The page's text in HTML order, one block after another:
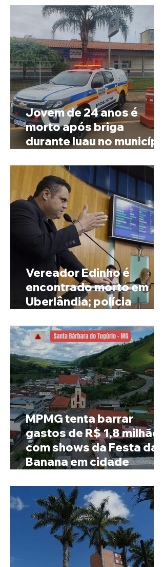
Jovem de 24 anos é
morto após briga
durante luau no município
Vereador Edinho é
encontrado morto em
Uberlândia; polícia
MPMG tenta barrar
gastos de R$ 1,8 milhão
com shows da Festa da
Banana em cidade
4 mil habitantes